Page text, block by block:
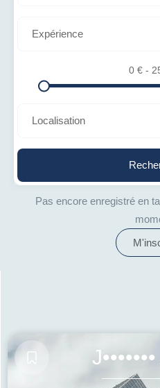
Expérience
0 € -
Localisation
Pas encore enregistré en